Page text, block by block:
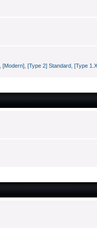
[Modern] [Type 2] Standard [Type